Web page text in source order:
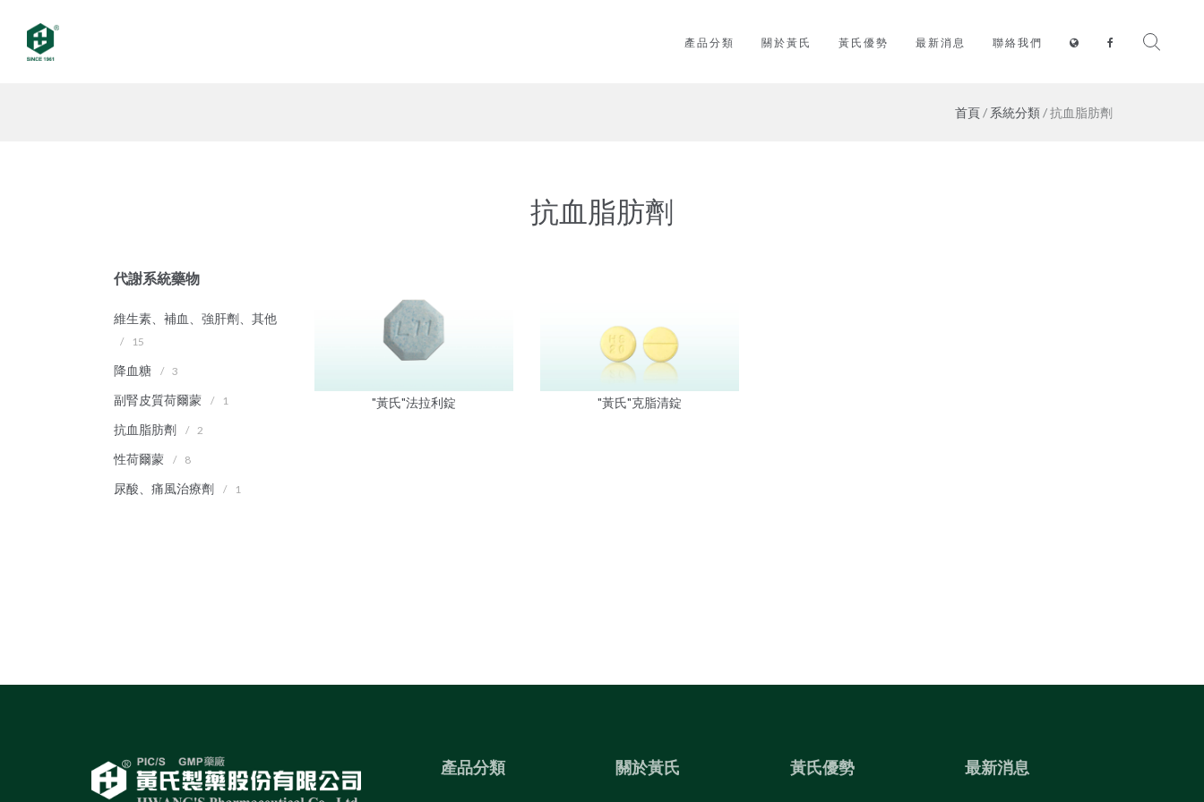
產品分類 關於黃氏 黃氏優勢 最新消息 聯絡我們
首頁/ 系統分類/ 抗血脂肪劑
抗血脂肪劑
代謝系統藥物
維生素、補血、強肝劑、其他
/ 15
降血糖 / 3
副腎皮質荷爾蒙 / 1
抗血脂肪劑 / 2
性荷爾蒙 / 8
尿酸、痛風治療劑 / 1
"黃氏"法拉利錠 "黃氏"克脂清錠
產品分類 關於黃氏 黃氏優勢 最新消息